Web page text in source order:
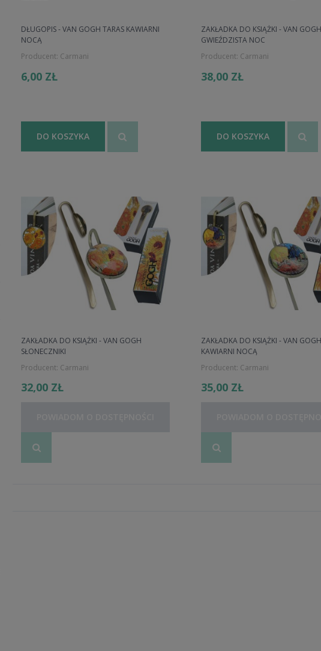
DŁUGOPIS - VAN GOGH TARAS KAWIARNI
NOCĄ
Producent: Carmani
6,00 ZŁ
DO KOSZYKA
ZAKŁADKA DO KSIĄŻKI - VAN GOGH
GWIEŹDZISTA NOC
Producent: Carmani
38,00 ZŁ
DO KOSZYKA
ZAKŁADKA DO KSIĄŻKI - VAN GOGH
SŁONECZNIKI
Producent: Carmani
32,00 ZŁ
ZAKŁADKA DO KSIĄŻKI - VAN
KAWIARNI NOCĄ
Producent: Carmani
35,00 ZŁ